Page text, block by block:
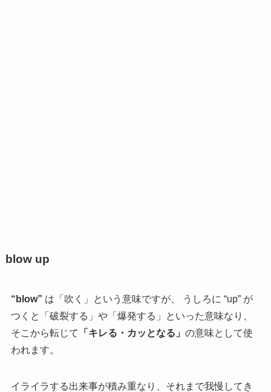
blow up
“blow” は「吹く」という意味ですが、 うしろに “up” が
つくと「破裂する」や「爆発する」といった意味なり、
そこから転じて
「キレる・カッとなる」 の意味として使
われます。
イライラする出来事が積み重なり、それまで我慢してき